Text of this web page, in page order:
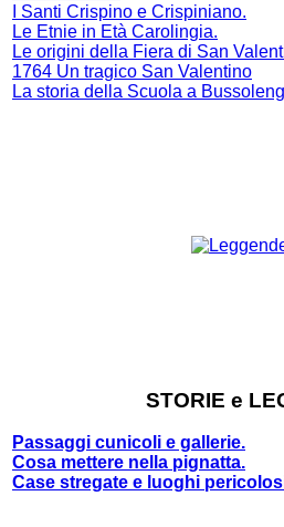
I Santi Crispino e Crispiniano.
Le Etnie in Età Carolingia.
Le origini della Fiera di San
1764 Un tragico San Valentino
La storia della Scuola a
STORIE e
Passaggi cunicoli e gallerie.
Cosa mettere nella pignatta.
Case stregate e luoghi